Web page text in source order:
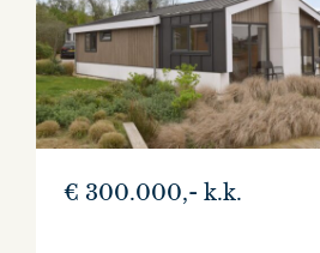
€ 300.000,- k.k.